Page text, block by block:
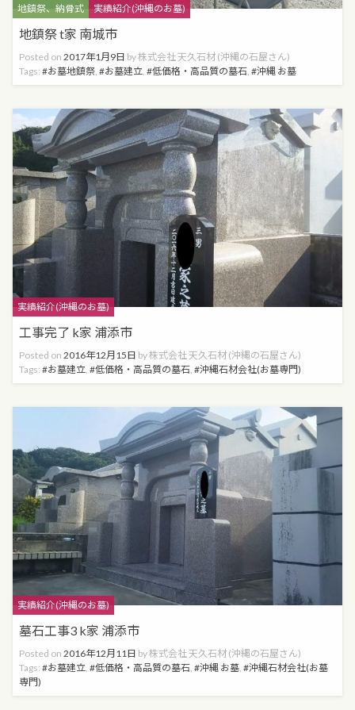
Categories
地鎮祭、納骨式 実績紹介(沖縄のお墓)
地鎮祭 t家 南城市
Posted on 2017年1月9日 by株式会社 天久石材 (沖縄の石屋さん)
Tags:
お墓地鎮祭 お墓建立 低価格・高品質の墓石 沖縄 お墓
Categories
実績紹介(沖縄のお墓)
工事完了 k家 浦添市
Posted on 2016年12月15日 by株式会社 天久石材 (沖縄の石屋さん)
Tags:
お墓建立 低価格・高品質の墓石 沖縄石材会社(お墓専門)
Categories
実績紹介(沖縄のお墓)
墓石工事3 k家 浦添市
Posted on 2016年12月11日 by株式会社 天久石材 (沖縄の石屋さん)
Tags:
お墓建立, 低価格・高品質の墓石, 沖縄 お墓,
沖縄石材会社(お墓
専門)